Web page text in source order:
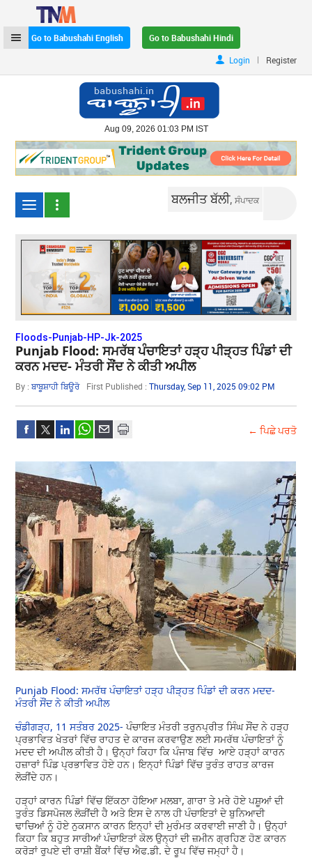
Go to Babushahi English
Go to Babushahi Hindi
Login
| Register
Aug 09, 2026 01:03 PM IST
ਬਲਜੀਤ ਬੱਲੀ,ਸੰਪਾਦਕ
Floods-Punjab-HP-Jk-2025
Punjab Flood: ਸਮਰੱਥ ਪੰਚਾਇਤਾਂ ਹੜ੍ਹ ਪੀੜ੍ਹਤ ਪਿੰਡਾਂ ਦੀ
ਕਰਨ ਮਦਦ- ਮੰਤਰੀ ਸੌਂਦ ਨੇ ਕੀਤੀ ਅਪੀਲ
By :ਬਾਬੂਸ਼ਾਹੀ ਬਿਊਰੋ First Published :Thursday, Sep 11, 2025 09:02 PM
← ਪਿਛੇ ਪਰਤੋ
Punjab Flood: ਸਮਰੱਥ ਪੰਚਾਇਤਾਂ ਹੜ੍ਹ ਪੀੜ੍ਹਤ ਪਿੰਡਾਂ ਦੀ ਕਰਨ ਮਦਦ-
ਮੰਤਰੀ ਸੌਂਦ ਨੇ ਕੀਤੀ ਅਪੀਲ
ਚੰਡੀਗੜ੍ਹ, 11 ਸਤੰਬਰ 2025-ਪੰਚਾਇਤ ਮੰਤਰੀ ਤਰੁਨਪ੍ਰੀਤ ਸਿੰਘ ਸੌਂਦ ਨੇ ਹੜ੍ਹ
ਪ੍ਰਭਾਵਿਤ ਖੇਤਰਾਂ ਵਿੱਚ ਰਾਹਤ ਦੇ ਕਾਰਜ ਕਰਵਾਉਣ ਲਈ ਸਮਰੱਥ ਪੰਚਾਇਤਾਂ ਨੂੰ
ਮਦਦ ਦੀ ਅਪੀਲ ਕੀਤੀ ਹੈ। ਉਨ੍ਹਾਂ ਕਿਹਾ ਕਿ ਪੰਜਾਬ ਵਿੱਚ ਆਏ ਹੜ੍ਹਾਂ ਕਾਰਨ
ਹਜ਼ਾਰਾਂ ਪਿੰਡ ਪ੍ਰਭਾਵਿਤ ਹੋਏ ਹਨ। ਇਨ੍ਹਾਂ ਪਿੰਡਾਂ ਵਿੱਚ ਤੁਰੰਤ ਰਾਹਤ ਕਾਰਜ
ਲੋੜੀਂਦੇ ਹਨ।
ਹੜ੍ਹਾਂ ਕਾਰਨ ਪਿੰਡਾਂ ਵਿੱਚ ਇੱਕਠਾ ਹੋਇਆ ਮਲਬਾ, ਗਾਰਾ ਤੇ ਮਰੇ ਹੋਏ ਪਸ਼ੂਆਂ ਦੀ
ਤੁਰੰਤ ਡਿਸਪੋਜਲ ਲੋੜੀਂਦੀ ਹੈ ਅਤੇ ਇਸ ਦੇ ਨਾਲ ਹੀ ਪੰਚਾਇਤਾਂ ਦੇ ਬੁਨਿਆਦੀ
ਢਾਚਿਆਂ ਨੂੰ ਹੋਏ ਨੁਕਸਾਨ ਕਾਰਨ ਇਨ੍ਹਾਂ ਦੀ ਮੁਰੰਮਤ ਕਰਵਾਈ ਜਾਣੀ ਹੈ। ਉਨ੍ਹਾਂ
ਕਿਹਾ ਕਿ ਬਹੁਤ ਸਾਰੀਆਂ ਪੰਚਾਇਤਾਂ ਕੋਲ ਉਨ੍ਹਾਂ ਦੀ ਜ਼ਮੀਨ ਗ੍ਰਹਿਣ ਹੋਣ ਕਾਰਨ
ਕਰੋੜਾਂ ਰੁਪਏ ਦੀ ਰਾਸ਼ੀ ਬੈਂਕਾਂ ਵਿੱਚ ਐਫ.ਡੀ. ਦੇ ਰੂਪ ਵਿੱਚ ਜਮ੍ਹਾਂ ਹੈ।